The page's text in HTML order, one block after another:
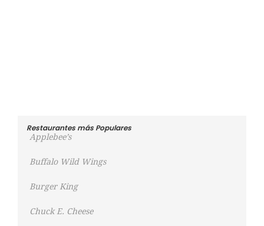
Restaurantes más Populares
Applebee’s
Buffalo Wild Wings
Burger King
Chuck E. Cheese